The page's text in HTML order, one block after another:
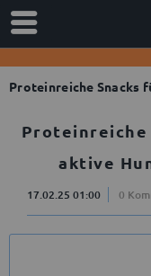
Proteinreiche Snacks
Proteinreiche
aktive
17.02.25 01:00 0